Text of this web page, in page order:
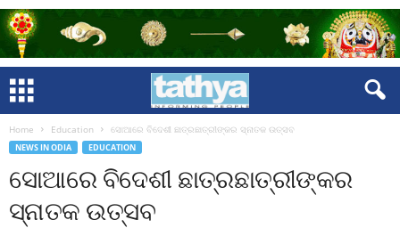
Home Education ସୋଆରେ ବିଦେଶୀ ଛାତ୍ରଛାତ୍ରୀଙ୍କର ସ୍ନାତକ ଉତ୍ସବ
NEWS IN ODIA EDUCATION
ସୋଆରେ ବିଦେଶୀ ଛାତ୍ରଛାତ୍ରୀଙ୍କର
ସ୍ନାତକ ଉତ୍ସବ